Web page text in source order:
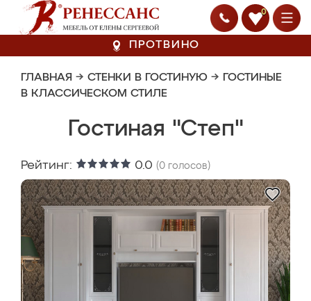
0
ПРОТВИНО
ГЛАВНАЯ → СТЕНКИ В ГОСТИНУЮ → ГОСТИНЫЕ
В КЛАССИЧЕСКОМ СТИЛЕ
Гостиная "Степ"
Рейтинг: 0.0 (0 голосов)